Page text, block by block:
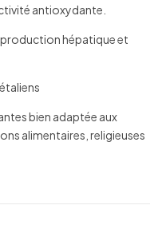
antioxydante.
production hépatique et
bien adaptée aux
alimentaires, religieuses